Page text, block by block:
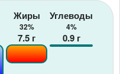
Жиры
32%
7.5 г
Углеводы
4%
0.9г